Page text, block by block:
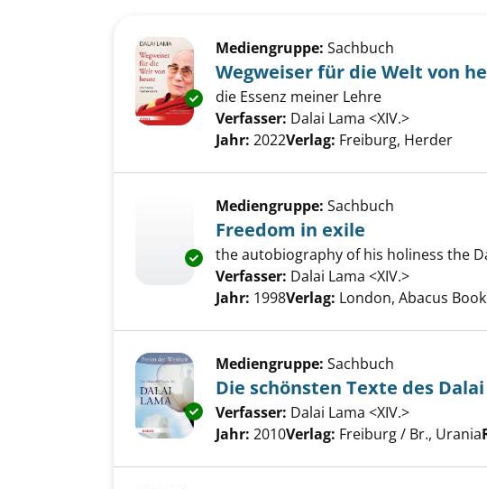
Exemplar-Details von Wegweiser für die
Mediengruppe: Sachbuch
Wegweiser für die Welt von
die Essenz meiner Lehre
Verfasser: Dalai Lama <XIV.>
Jahr: 2022Verlag: Freiburg, Herder
Exemplar-Details von Freedom in exile
Mediengruppe: Sachbuch
Freedom in exile
the autobiography of his holiness the
Verfasser: Dalai Lama <XIV.>
Jahr: 1998Verlag: London, Abacus Book
Exemplar-Details von Die schönsten Texte
Mediengruppe: Sachbuch
Die schönsten Texte des
Verfasser: Dalai Lama <XIV.>
Jahr: 2010Verlag: Freiburg / Br., Urania